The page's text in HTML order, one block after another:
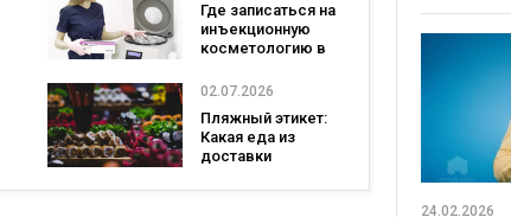
Где записаться на
инъекционную
косметологию в
02.07.2026
Пляжный этикет:
Какая еда из
доставки
подходит для
24.02.2026